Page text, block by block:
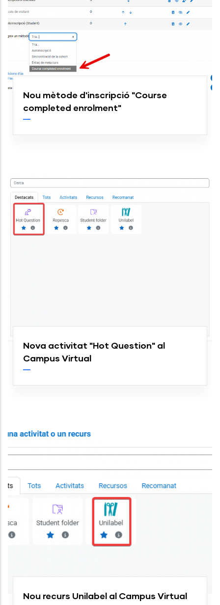
Nou mètode d'inscripció "Course
completed enrolment"
Nova activitat "Hot Question" al
Campus Virtual
Nou recurs Unilabel al Campus Virtual